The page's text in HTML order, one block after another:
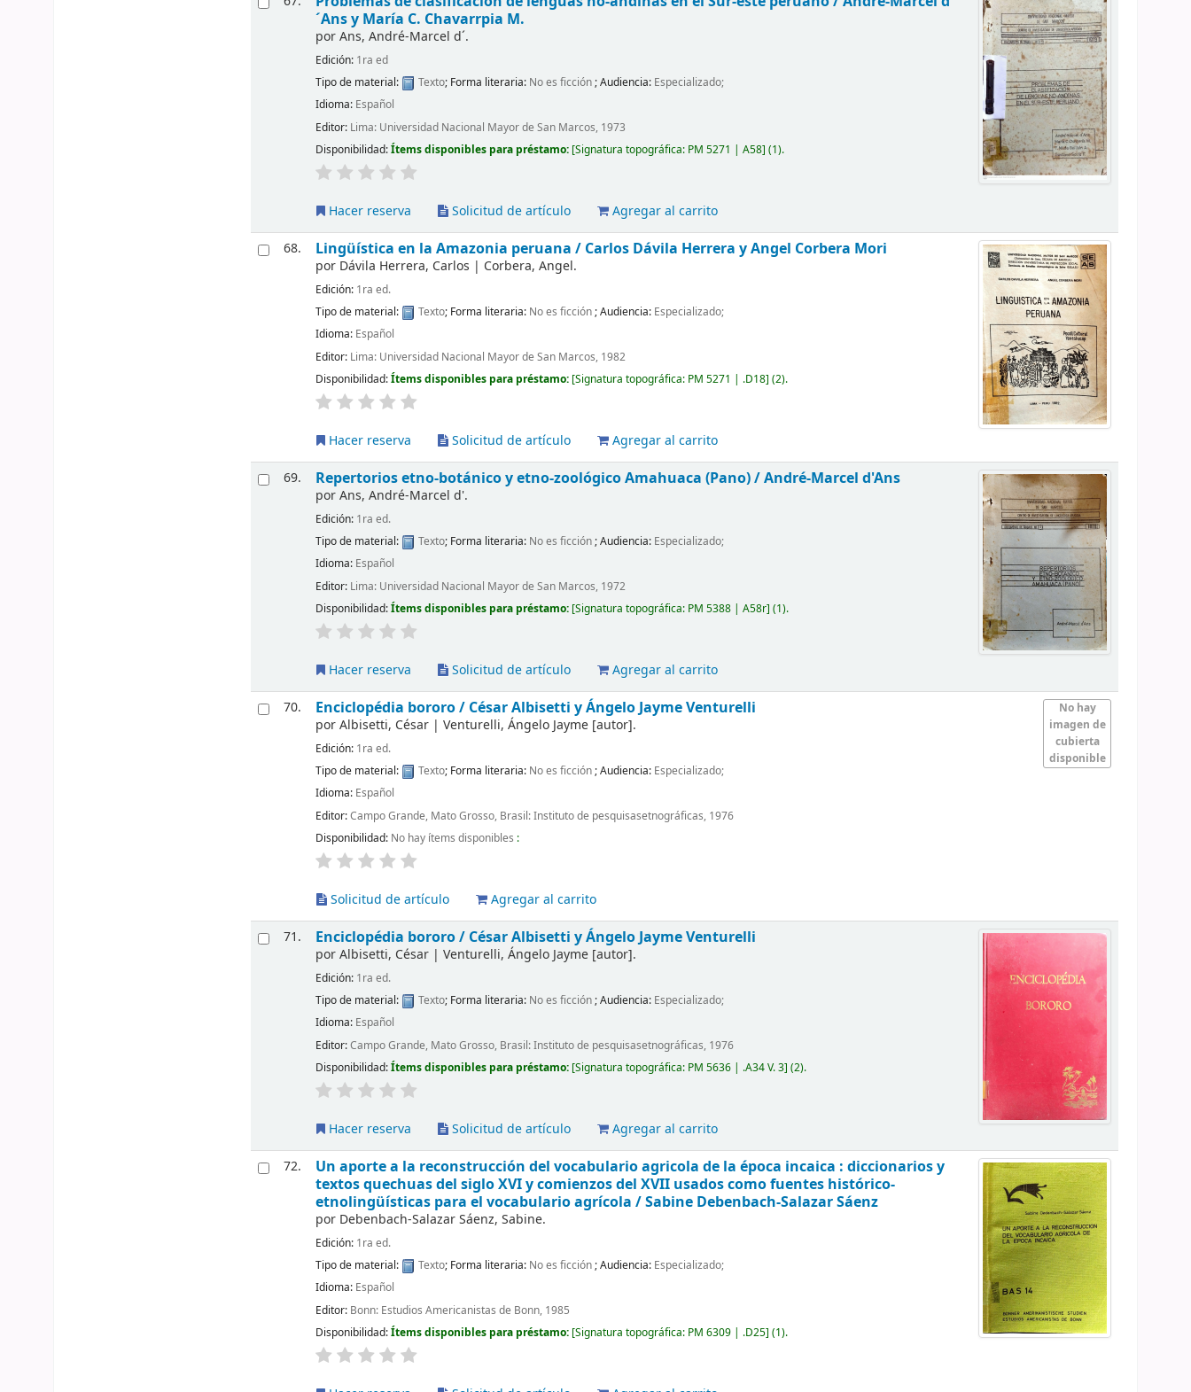
´Ans y María C. Chavarrpia M.
porAns, André-Marcel d´.
Edición: 1ra ed
Tipo de material:
Texto; Forma literaria: No es ficción; Audiencia: Especializado;
Idioma: Español
Editor: Lima: Universidad Nacional Mayor de San Marcos, 1973
Disponibilidad:Ítems disponibles para préstamo: Signatura topográfica: PM 5271 | A58 (1).
Hacer reserva Solicitud de artículo
Agregar al carrito
68.
Lingüística en la Amazonia peruana / Carlos Dávila Herrera y Angel Corbera Mori
por Dávila Herrera, Carlos | Corbera, Angel.
Edición: 1ra ed.
Tipo de material:
Texto; Forma literaria: No es ficción; Audiencia: Especializado;
Idioma: Español
Editor: Lima: Universidad Nacional Mayor de San Marcos, 1982
Disponibilidad:Ítems disponibles para préstamo: Signatura topográfica: PM 5271 | .D18 (2).
Hacer reserva Solicitud de artículo
Agregar al carrito
69.
Repertorios etno-botánico y etno-zoológico Amahuaca (Pano) /André-Marcel d'Ans
porAns, André-Marcel d'.
Edición: 1ra ed.
Tipo de material:
Texto; Forma literaria: No es ficción; Audiencia: Especializado;
Idioma: Español
Editor: Lima: Universidad Nacional Mayor de San Marcos, 1972
Disponibilidad:Ítems disponibles para préstamo: Signatura topográfica: PM 5388 | A58r (1).
Hacer reserva Solicitud de artículo
Agregar al carrito
70.
No hay
imagen de
cubierta
disponible
Enciclopédia bororo / César Albisetti y Ángelo Jayme Venturelli
porAlbisetti, César |Venturelli, Ángelo Jayme [autor].
Edición: 1ra ed.
Tipo de material:
Texto; Forma literaria: No es ficción; Audiencia: Especializado;
Idioma: Español
Editor:Campo Grande, Mato Grosso, Brasil: Instituto de pesquisasetnográficas, 1976
Disponibilidad: No hay ítems disponibles :
Solicitud de artículo
Agregar al carrito
71.
Enciclopédia bororo / César Albisetti y Ángelo Jayme Venturelli
porAlbisetti, César |Venturelli, Ángelo Jayme [autor].
Edición: 1ra ed.
Tipo de material:
Texto; Forma literaria: No es ficción; Audiencia: Especializado;
Idioma: Español
Editor:Campo Grande, Mato Grosso, Brasil: Instituto de pesquisasetnográficas, 1976
Disponibilidad:Ítems disponibles para préstamo: Signatura topográfica: PM 5636 | .A34 V. 3 (2).
Hacer reserva Solicitud de artículo
Agregar al carrito
72.
Un aporte a la reconstrucción del vocabulario agricola de la época incaica : diccionarios y
textos quechuas del siglo XVI y comienzos del XVII usados como fuentes histórico-
etnolingüísticas para el vocabulario agrícola /Sabine Debenbach-Salazar Sáenz
por Debenbach-Salazar Sáenz, Sabine.
Edición: 1ra ed.
Tipo de material:
Texto; Forma literaria: No es ficción; Audiencia: Especializado;
Idioma: Español
Editor: Bonn: Estudios Americanistas de Bonn, 1985
Disponibilidad:Ítems disponibles para préstamo: Signatura topográfica: PM 6309 | .D25 (1).